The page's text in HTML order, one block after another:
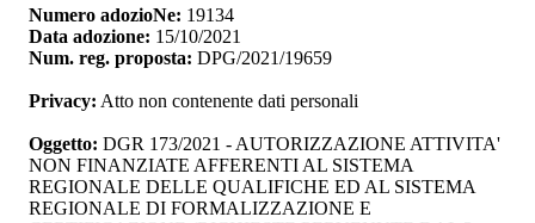
Numero adozioNe: 19134
Data adozione: 15/10/2021
Num. reg. proposta: DPG/2021/19659
Privacy: Atto non contenente dati personali
Oggetto: DGR 173/2021 - AUTORIZZAZIONE ATTIVITA'
NON FINANZIATE AFFERENTI AL SISTEMA
REGIONALE DELLE QUALIFICHE ED AL SISTEMA
REGIONALE DI FORMALIZZAZIONE E